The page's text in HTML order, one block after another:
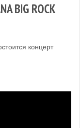
BIG ROCK
концерт